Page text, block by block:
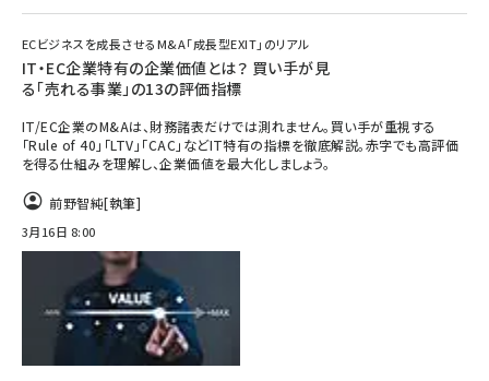
ECビジネスを成長させるM&A「成長型EXIT」のリアル
IT・EC企業特有の企業価値とは？ 買い手が見
る「売れる事業」の13の評価指標
IT/EC企業のM&Aは、財務諸表だけでは測れません。買い手が重視する
「Rule of 40」「LTV」「CAC」などIT特有の指標を徹底解説。赤字でも高評価
を得る仕組みを理解し、企業価値を最大化しましょう。
前野智純[執筆]
3月16日 8:00